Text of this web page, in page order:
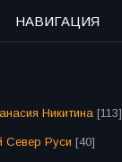
НАВИГАЦИЯ
Никитина [113]
Север Руси [40]